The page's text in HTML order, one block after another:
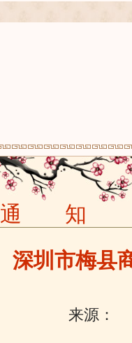
通 知
深圳市梅县
来源：